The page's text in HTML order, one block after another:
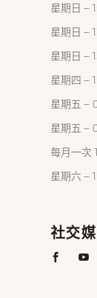
星期日 –
星期日 –
星期日 –
星期四 –
星期五 –
星期五 –
每月一次
星期六 –
社交